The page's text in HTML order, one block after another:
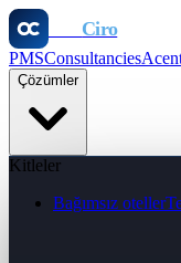
Ciro
PMSConsultancies
Çözümler
Kitleler
Bağımsız oteller